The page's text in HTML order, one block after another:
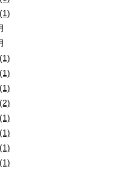
（左上側）のグレーの建物
料）がすぐ近くです。
Ｐでは
（左上側）のグレーの建物
料）がすぐ近くです。
ナーも同時開催しております
ナーも同時開催しております
ます。
加ください。
！★★★
ナー視聴が可能です！
Ｃでお手軽に、最新情報を入